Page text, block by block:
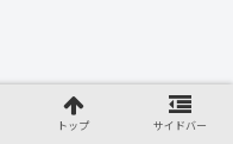
トップ サイドバー